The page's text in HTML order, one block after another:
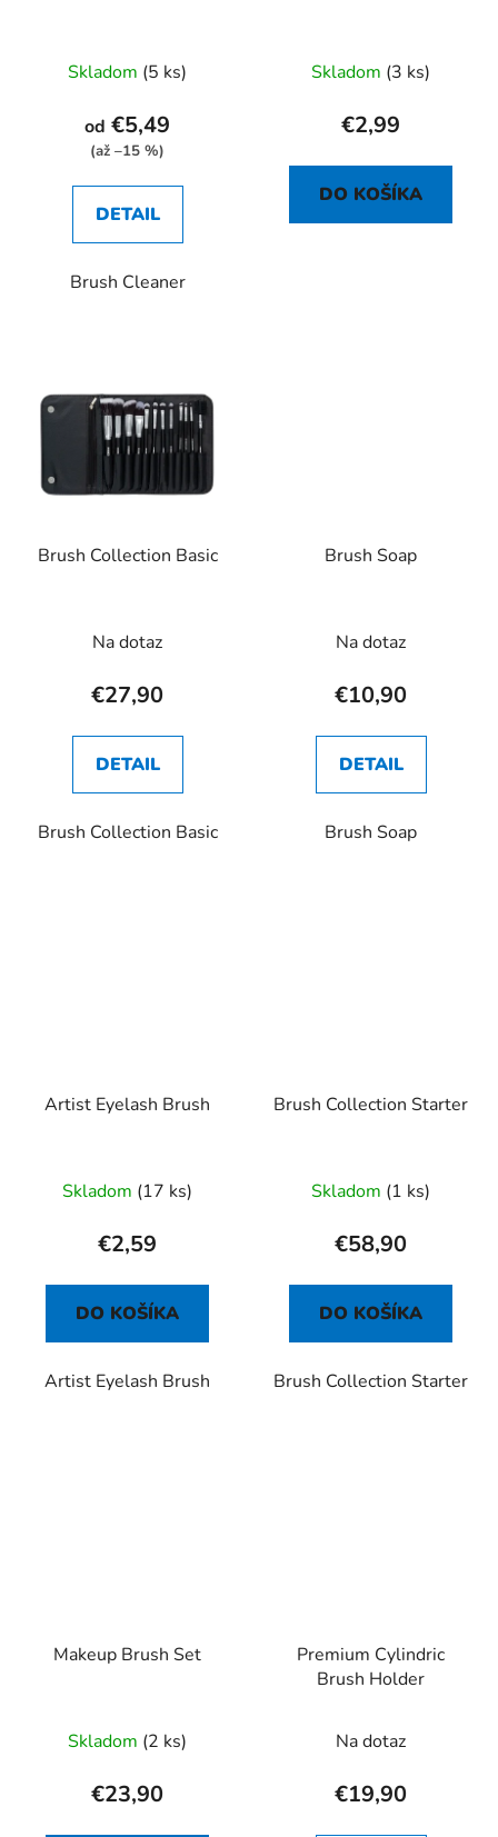
hodnotenie
produktu
je
z
Skladom (5 ks)
od €5,49
(až –15 %)
DETAIL
Brush Cleaner
Skladom (3 ks)
€2,99
DO KOŠÍKA
Brush Collection Basic
hodnotenie
produktu
je
3,1
z
hviezdičiek.
Na dotaz
€27,90
DETAIL
Brush Collection Basic
Brush Soap
hodnotenie
produktu
je
1,0
z
hviezdičiek.
Na dotaz
€10,90
DETAIL
Brush Soap
Artist Eyelash Brush
Skladom (17 ks)
€2,59
DO KOŠÍKA
Artist Eyelash Brush
Brush Collection Starter
hodnotenie
produktu
je
5,0
z
hviezdičiek.
Skladom (1 ks)
€58,90
DO KOŠÍKA
Brush Collection Starter
Makeup Brush Set
Skladom (2 ks)
€23,90
Premium Cylindric
Brush Holder
Na dotaz
€19,90